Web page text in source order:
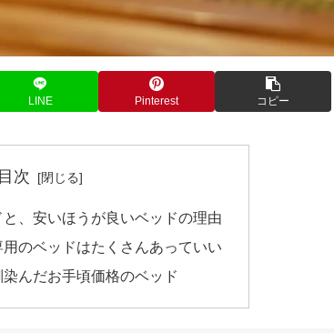
LINE Pinterest コピー
目次
、安いほうが良いベッドの理由
のベッドはたくさんあっていい
んだお手頃価格のベッド